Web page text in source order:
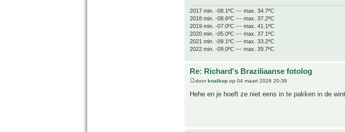
2017 min. -08.1ºC --- max. 34.7ºC
2018 min. -08.6ºC --- max. 37.2ºC
2019 min. -07.0ºC --- max. 41.1ºC
2020 min. -05.0ºC --- max. 37.1ºC
2021 min. -09.1ºC --- max. 33.2ºC
2022 min. -09.0ºC --- max. 39.7ºC
Re: Richard's Braziliaanse fotolog
doorknalkop op 04 maart 2026 20:39
Hehe en je hoeft ze niet eens in te pakken in de